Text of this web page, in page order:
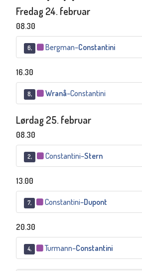
Fredag 24. februar
08.30
6, Bergman–Constantini
16.30
8, Wranå–Constantini
Lørdag 25. februar
08.30
2, Constantini–Stern
13.00
7, Constantini–Dupont
20.30
4, Turmann–Constantini